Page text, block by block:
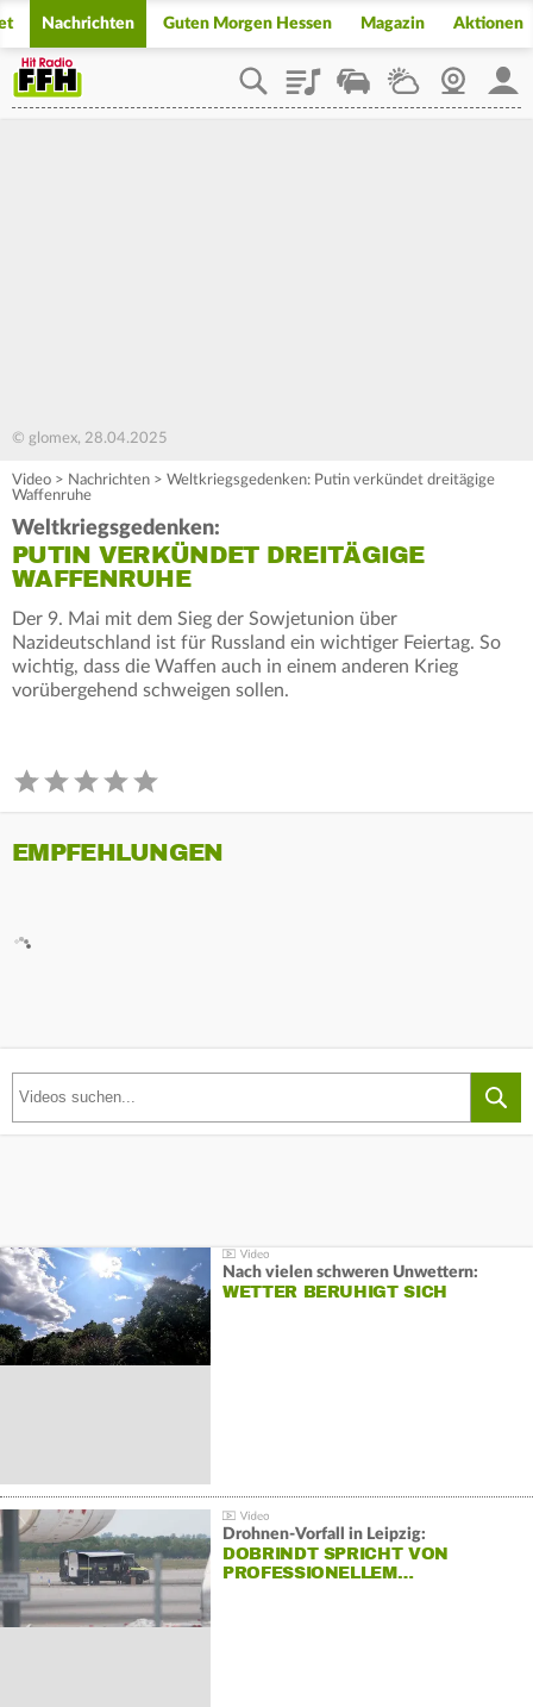
Nachrichten Guten Morgen Hessen Magazin Aktionen
PlaylistStaupilotWetterWebcam
© glomex, 28.04.2025
Video > Nachrichten > Weltkriegsgedenken: Putin verkündet dreitägige
Waffenruhe
Weltkriegsgedenken:
PUTIN VERKÜNDET DREITÄGIGE
WAFFENRUHE
Der 9. Mai mit dem Sieg der Sowjetunion über
Nazideutschland ist für Russland ein wichtiger Feiertag. So
wichtig, dass die Waffen auch in einem anderen Krieg
vorübergehend schweigen sollen.
EMPFEHLUNGEN
Nach vielen schweren Unwettern:
WETTER BERUHIGT SICH
Drohnen-Vorfall in Leipzig:
DOBRINDT SPRICHT VON
PROFESSIONELLEM…